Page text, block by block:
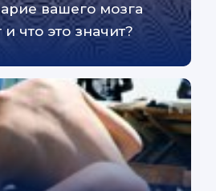
вашего мозга
что это значит?